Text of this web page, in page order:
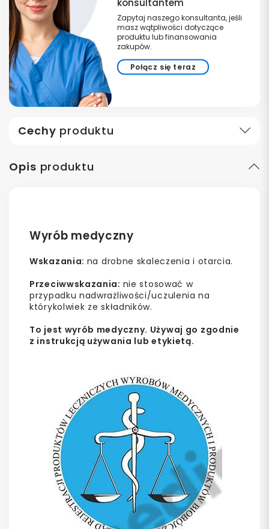
konsultantem
Zapytaj naszego konsultanta, jeśli
masz wątpliwości dotyczące
produktu lub finansowania
zakupów.
Połącz się teraz
Cechy produktu
Opis produktu
Wyrób medyczny
Wskazania: na drobne skaleczenia i otarcia.
Przeciwwskazania: nie stosować w
przypadku nadwrażliwości/uczulenia na
którykolwiek ze składników.
To jest wyrób medyczny. Używaj go zgodnie
z instrukcją używania lub etykietą.